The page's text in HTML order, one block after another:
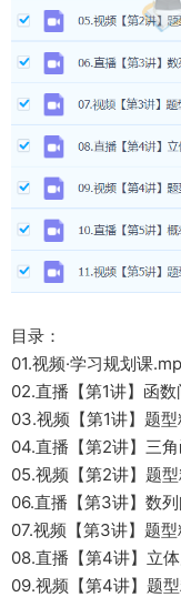
目录：
01.视频·学习规划课
02.直播【第1讲】函
03.视频【第1讲】题
04.直播【第2讲】三
05.视频【第2讲】题
06.直播【第3讲】数
07.视频【第3讲】题
08.直播【第4讲】立
09.视频【第4讲】题